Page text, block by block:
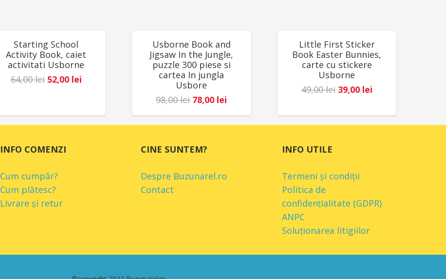
REDUCERI!
Starting School
Activity Book, caiet
activitati Usborne
64,00lei Prețul
fost:
52,00 leiPrețul
52,00 lei.
REDUCERI!
Usborne Book and
Jigsaw In the Jungle,
puzzle 300 piese si
cartea In jungla
Usbore
98,00lei Prețul
inițial
a
98,00 lei.
78,00 lei
curent
este:
REDUCERI!
Little First Sticker
Book Easter Bunnies,
carte cu stickere
Usborne
49,00lei Prețul
a
39,00 leiPrețul
este:
INFO COMENZI
Cum cumpăr?
Cum plătesc?
Livrare și retur
CINE SUNTEM?
Despre Buzunarel.ro
Contact
INFO UTILE
Termeni și condiții
Politica de
confidențialitate (GDPR)
ANPC
Soluționarea litigiilor